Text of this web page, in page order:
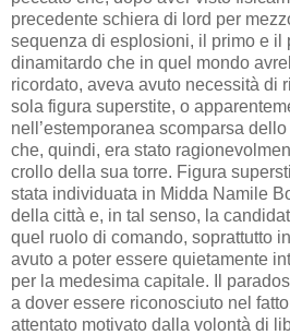
precedente schiera di lord per
sequenza di esplosioni, il primo e il
dinamitardo che in quel mondo
ricordato, aveva avuto necessità di
sola figura superstite, o
nell’estemporanea scomparsa
che, quindi, era stato
crollo della sua torre. Figura
stata individuata in Midda Namile
della città e, in tal senso, la
quel ruolo di comando, soprattutto
avuto a poter essere quietamente
per la medesima capitale. Il
a dover essere riconosciuto nel
attentato motivato dalla volontà di